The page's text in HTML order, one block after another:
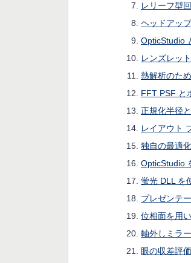
レリーフ型
ヘッドアッ
OpticStudio
レンズレッ
熱解析のた
FFT PSF と
正規化半径
レイアウト
独自の最適
OpticStudio
蛍光 DLL を
プレゼンテ
位相面を用
軸外しミラ
眼の収差評